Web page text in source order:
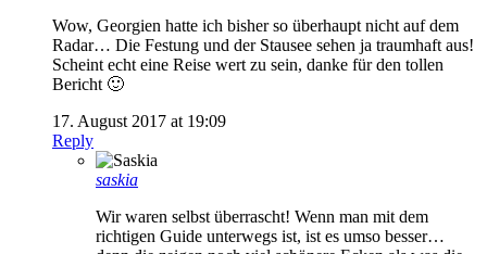
Wow, Georgien hatte ich bisher so überhaupt nicht auf dem
Radar… Die Festung und der Stausee sehen ja traumhaft aus!
Scheint echt eine Reise wert zu sein, danke für den tollen
Bericht 🙂
17. August 2017 at 19:09
Reply
saskia
Wir waren selbst überrascht! Wenn man mit dem
richtigen Guide unterwegs ist, ist es umso besser…